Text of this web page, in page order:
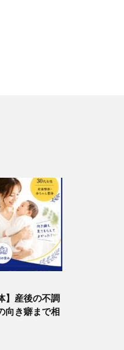
】産後の不調
向き癖まで相